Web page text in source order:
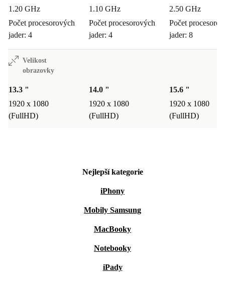
1.20 GHz
Počet procesorových
jader: 4
1.10 GHz
Počet procesorových
jader: 4
2.50 GHz
Počet
jader: 8
Velikost
obrazovky
13.3 "
1920 x 1080
(FullHD)
14.0 "
1920 x 1080
(FullHD)
15.6 "
1920 x 1080
(FullHD)
Nejlepší kategorie
iPhony
Mobily Samsung
MacBooky
Notebooky
iPady